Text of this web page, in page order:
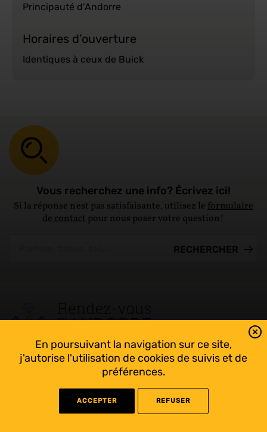
En poursuivant la navigation sur ce site,
j'autorise l'utilisation de cookies de suivis et de
préférences.
ACCEPTER REFUSER
Principauté d’Andorre
Horaires d’ouverture
Identiques à ceux de Buick
Vous recherchez une info? Écrivez ici!
Si la réponse n'est pas satisfaisante, utilisez leformulaire
de contactpour nous poser votre question!
Tout suivre sur l’Andorre!
Facebook